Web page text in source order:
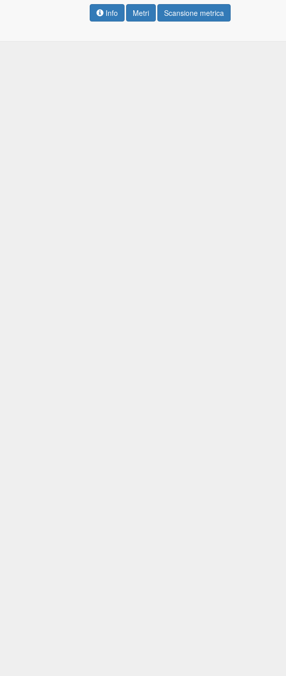
Info Metri Scansione metrica